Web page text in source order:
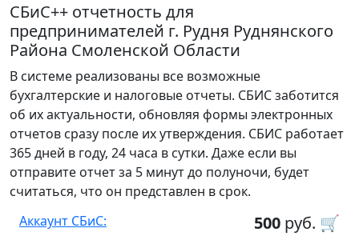
СБиС++ отчетность для
предпринимателей г. Рудня Руднянского
Района Смоленской Области
В системе реализованы все возможные
бухгалтерские и налоговые отчеты. СБИС заботится
об их актуальности, обновляя формы электронных
отчетов сразу после их утверждения. СБИС работает
365 дней в году, 24 часа в сутки. Даже если вы
отправите отчет за 5 минут до полуночи, будет
считаться, что он представлен в срок.
500 руб. 🛒
Аккаунт СБиС: